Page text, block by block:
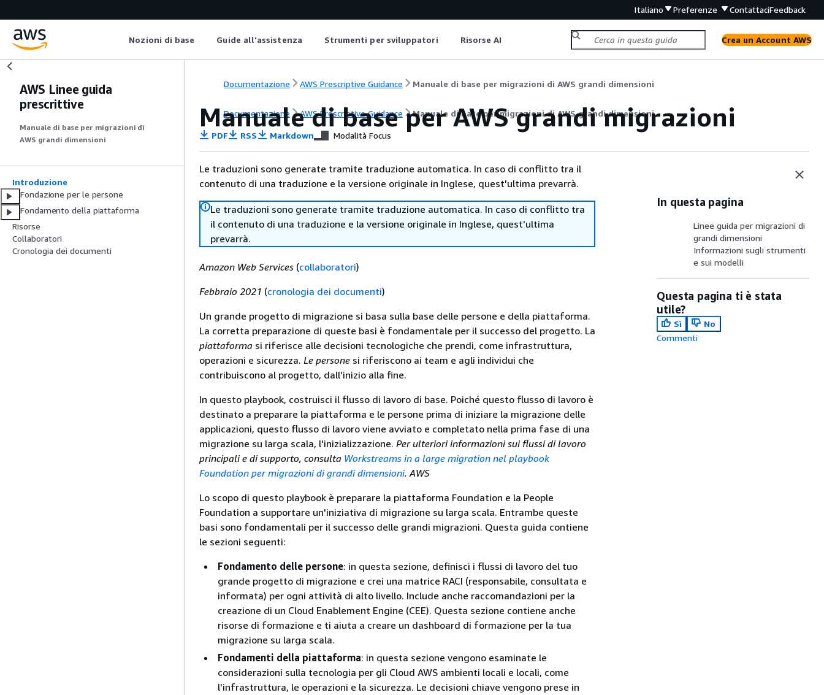
Italiano Preferenze ContattaciFeedback
Nozioni di base Guide all'assistenza Strumenti per sviluppatori Risorse AI Crea un Account AWS
AWS Linee guida
prescrittive
Manuale di base per migrazioni di
AWS grandi dimensioni
Introduzione
Fondazione per le persone
Fondamento della piattaforma
Risorse
Collaboratori
Cronologia dei documenti
Documentazione AWS Prescriptive Guidance Manuale di base per migrazioni di AWS grandi dimensioni
Documentazione AWS Prescriptive Guidance Manuale di base per migrazioni di AWS grandi dimensioni
Manuale di base per AWS grandi migrazioni
PDF RSS Markdown Modalità Focus
Le traduzioni sono generate tramite traduzione automatica. In caso di conflitto tra il
contenuto di una traduzione e la versione originale in Inglese, quest'ultima prevarrà.
Le traduzioni sono generate tramite traduzione automatica. In caso di conflitto tra
il contenuto di una traduzione e la versione originale in Inglese, quest'ultima
prevarrà.
Amazon Web Services (collaboratori)
Febbraio 2021 (cronologia dei documenti)
Un grande progetto di migrazione si basa sulla base delle persone e della piattaforma.
La corretta preparazione di queste basi è fondamentale per il successo del progetto. La
piattaforma si riferisce alle decisioni tecnologiche che prendi, come infrastruttura,
operazioni e sicurezza. Le persone si riferiscono ai team e agli individui che
contribuiscono al progetto, dall'inizio alla fine.
In questo playbook, costruisci il flusso di lavoro di base. Poiché questo flusso di lavoro è
destinato a preparare la piattaforma e le persone prima di iniziare la migrazione delle
applicazioni, questo flusso di lavoro viene avviato e completato nella prima fase di una
migrazione su larga scala, l'inizializzazione. Per ulteriori informazioni sui flussi di lavoro
principali e di supporto, consulta Workstreams in a large migration nel playbook
Foundation per migrazioni di grandi dimensioni. AWS
Lo scopo di questo playbook è preparare la piattaforma Foundation e la People
Foundation a supportare un'iniziativa di migrazione su larga scala. Entrambe queste
basi sono fondamentali per il successo delle grandi migrazioni. Questa guida contiene
le sezioni seguenti:
Fondamento delle persone: in questa sezione, definisci i flussi di lavoro del tuo
grande progetto di migrazione e crei una matrice RACI (responsabile, consultata e
informata) per ogni attività di alto livello. Include anche raccomandazioni per la
creazione di un Cloud Enablement Engine (CEE). Questa sezione contiene anche
risorse di formazione e ti aiuta a creare un dashboard di formazione per la tua
migrazione su larga scala.
Fondamenti della piattaforma: in questa sezione vengono esaminate le
considerazioni sulla tecnologia per gli Cloud AWS ambienti locali e locali, come
l'infrastruttura, le operazioni e la sicurezza. Le decisioni chiave vengono prese in
In questa pagina
Linee guida per migrazioni di
grandi dimensioni
Informazioni sugli strumenti
e sui modelli
Questa pagina ti è stata
utile?
Sì
No
Commenti